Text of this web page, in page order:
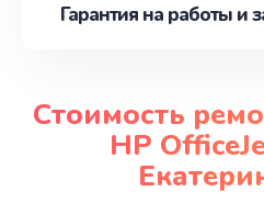
Гарантия на работы и
Стоимость
HP